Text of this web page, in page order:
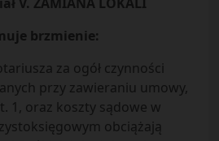
brzmienie:
za ogół czynności
przy zawieraniu umowy,
1, oraz koszty sądowe w
obciążają